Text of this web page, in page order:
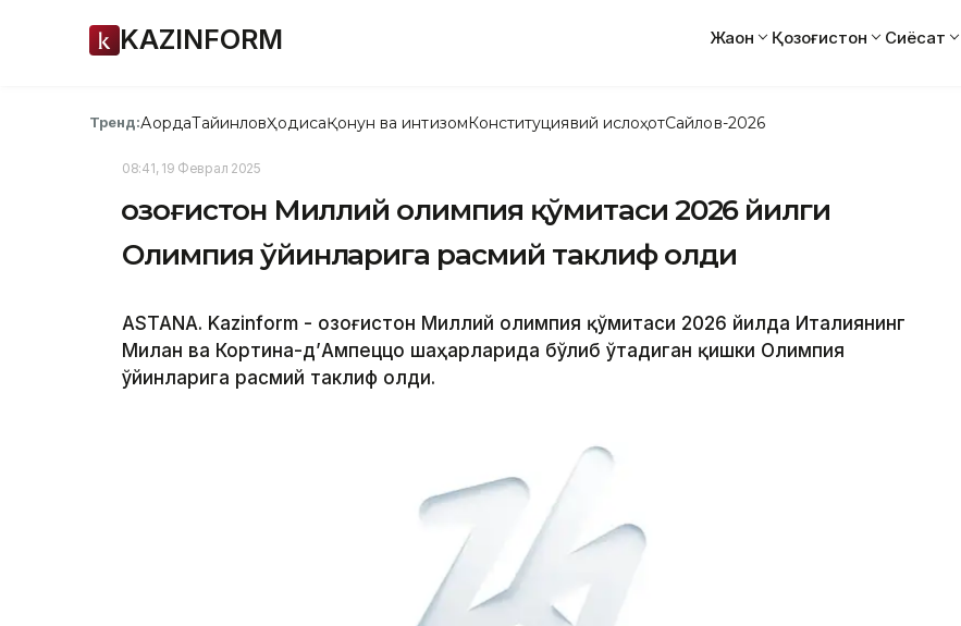
KAZINFORM Жаҳон Қозоғистон Сиёсат
Тренд:АқордаТайинловҲодисаҚонун ва интизомКонституциявий ислоҳотСайлов-2026
08:41, 19 Феврал 2025
Қозоғистон Миллий олимпия қўмитаси 2026 йилги
Олимпия ўйинларига расмий таклиф олди
ASTANA. Kazinform - Қозоғистон Миллий олимпия қўмитаси 2026 йилда Италиянинг
Милан ва Кортина-д’Ампеццо шаҳарларида бўлиб ўтадиган қишки Олимпия
ўйинларига расмий таклиф олди.